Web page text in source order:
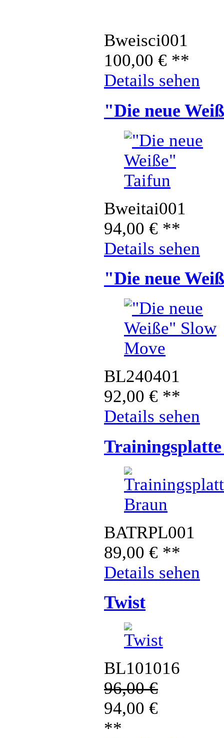
Bweisci001
100,00 € **
Details sehen
"Die neue
Bweitai001
94,00 € **
Details sehen
"Die neue
BL240401
92,00 € **
Details sehen
BATRPL001
89,00 € **
Details sehen
Twist
BL101016
96,00€
94,00 €
**